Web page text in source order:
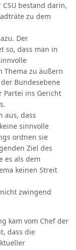
bestand darin,
zu dem
Der
so, dass man in
Thema zu äußern
Bundesebene
Partei ins Gericht
aus, dass
sinnvolle
ordnen sie
Ziel des
es als dem
keinen Streit
zwingend
kam vom Chef der
dass die